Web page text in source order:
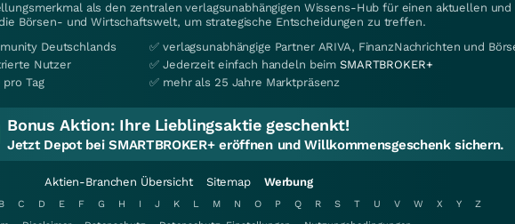
als den zentralen verlagsunabhängigen Wissens-Hub für einen aktuellen
Börsen- und Wirtschaftswelt, um strategische Entscheidungen zu treffen.
Deutschlands
Nutzer
pro Tag
✅ verlagsunabhängige Partner ARIVA, FinanzNachrichten und
✅ Jederzeit einfach handeln beimSMARTBROKER+
✅ mehr als 25 Jahre Marktpräsenz
Bonus Aktion: Ihre Lieblingsaktie geschenkt!
Jetzt Depot bei SMARTBROKER+ eröffnen und Willkommensgeschenk sichern.
Aktien-Branchen Übersicht Sitemap Werbung
B C D E F G H I J K L M N O P Q R S T U V W X Y
Z